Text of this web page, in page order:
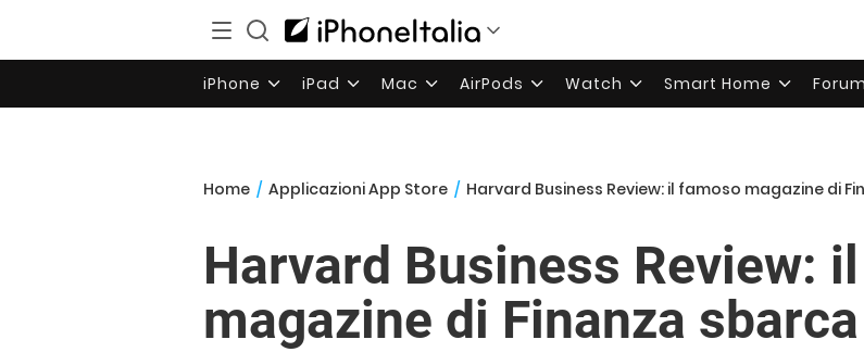
iPhone iPad Mac AirPods Watch Smart Home Forum
Home / Applicazioni App Store / Harvard Business Review: il famoso magazine di
Harvard Business Review:
magazine di Finanza